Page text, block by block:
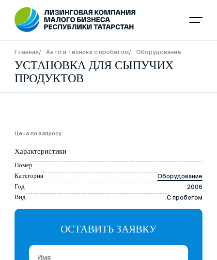
основному
Строка
навигации
Главная Авто и техника с пробегом Оборудование
УСТАНОВКА ДЛЯ СЫПУЧИХ
ПРОДУКТОВ
Цена по запросу
Характеристики
Номер
Категория
Оборудование
Год 2006
Вид С пробегом
ОСТАВИТЬ ЗАЯВКУ
Имя